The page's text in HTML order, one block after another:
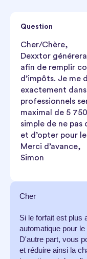
Question
Cher/Chère,
Dexxtor
afin de remplir
d’impôts. Je me
exactement
professionnels
maximal de 5
simple de ne pas
et d’opter pour
Merci d’avance,
Simon
Cher
Si le forfait est plus
automatique pour le
D'autre part, vous
et réduire ainsi la